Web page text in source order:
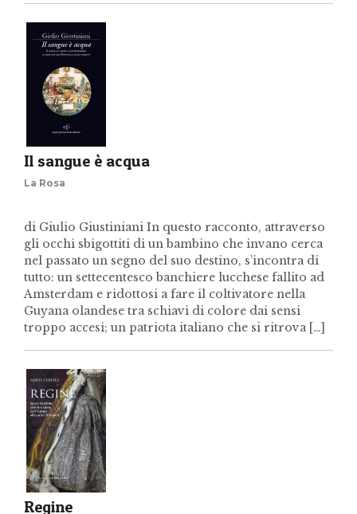
Il sangue è acqua
La Rosa
di Giulio Giustiniani In questo racconto, attraverso
gli occhi sbigottiti di un bambino che invano cerca
nel passato un segno del suo destino, s’incontra di
tutto: un settecentesco banchiere lucchese fallito ad
Amsterdam e ridottosi a fare il coltivatore nella
Guyana olandese tra schiavi di colore dai sensi
troppo accesi; un patriota italiano che si ritrova […]
Regine